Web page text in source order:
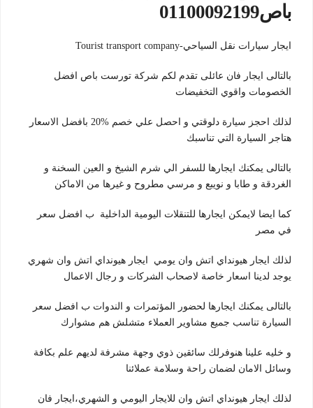
باص01100092199
ايجار سيارات نقل السياحي-Tourist transport company
بالتالى ايجار فان عائلى تقدم لكم شركة تورست باص افضل
الخصومات واقوي التخفيضات
لذلك احجز سيارة دلوقتي و احصل علي خصم %20 بافضل الاسعار
هتاجر السيارة التي تناسبك
بالتالى يمكنك ايجارها للسفر الي شرم الشيخ و العين السخنة و
الغردقة و طابا و نويبع و مرسي مطروح و غيرها من الاماكن
كما ايضا لايمكن ايجارها للتنقلات اليومية الداخلية ب افضل سعر
في مصر
لذلك ايجار هيونداي اتش وان يومي ايجار هيونداي اتش وان شهري
يوجد لدينا اسعار خاصة لاصحاب الشركات و رجال الاعمال
بالتالى يمكنك ايجارها لحضور المؤتمرات و الندوات ب افضل سعر
السيارة تناسب جميع مشاوير العملاء متشلش هم مشوارك
و خليه علينا هنوفرلك سائقين ذوي وجهة مشرفة لديهم علم بكافة
وسائل الامان لضمان راحة وسلامة عملائنا
لذلك ايجار هيونداي اتش وان للايجار اليومي و الشهري،ايجار فان